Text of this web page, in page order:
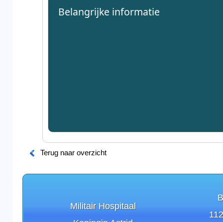
Belangrijke informatie
Terug naar overzicht
Militair Hospitaal